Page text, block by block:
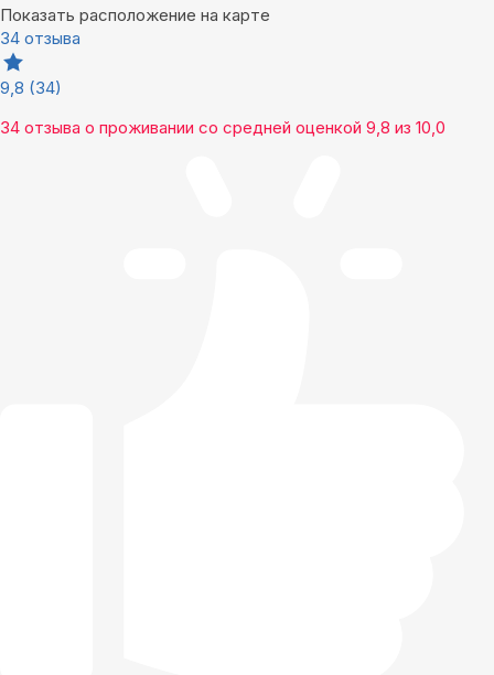
Показать расположение на карте
34 отзыва
9,8 (34)
34 отзыва о проживании со средней оценкой 9,8 из 10,0